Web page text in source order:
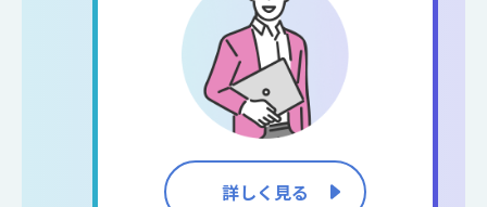
詳しく見る